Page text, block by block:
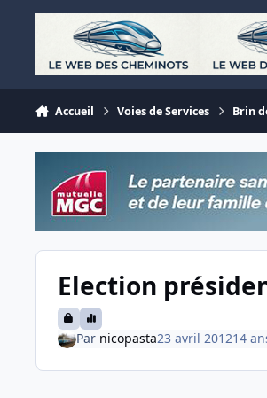
Aller au contenu
Accueil Voies de Services Brin
Election
Par nicopasta23 avril 201214